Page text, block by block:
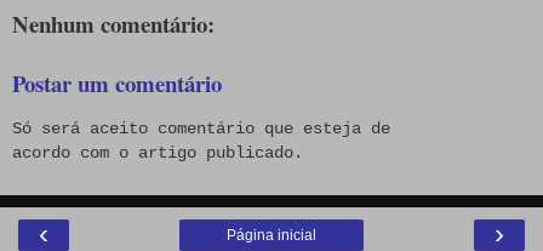
Nenhum comentário:
Postar um comentário
Só será aceito comentário que esteja de
acordo com o artigo publicado.
‹ ›
Página inicial